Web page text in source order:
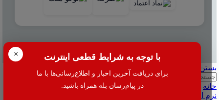
× با توجه به شرایط قطعی اینترنت
برای دریافت آخرین اخبار و اطلاع‌رسانی‌ها با ما
در پیام‌رسان بله همراه باشید.
بستن
جستجو
خانه
نرم افزار